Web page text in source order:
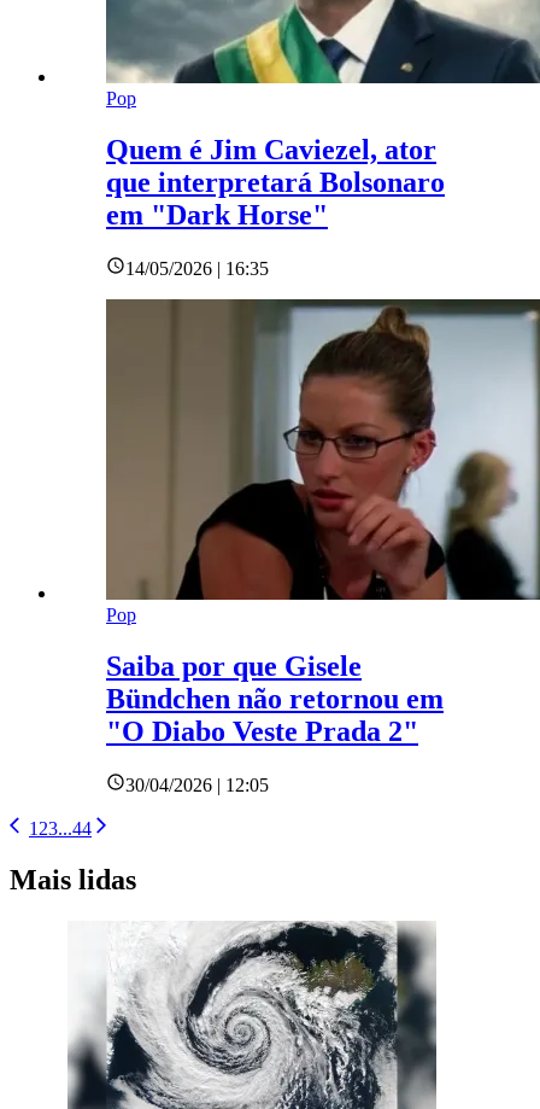
Pop
Quem é Jim Caviezel, ator
que interpretará Bolsonaro
em "Dark Horse"
14/05/2026 | 16:35
Pop
Saiba por que Gisele
Bündchen não retornou em
"O Diabo Veste Prada 2"
30/04/2026 | 12:05
1 23...44
Mais lidas